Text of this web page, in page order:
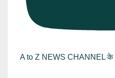
A to Z NEWS CHANNEL के